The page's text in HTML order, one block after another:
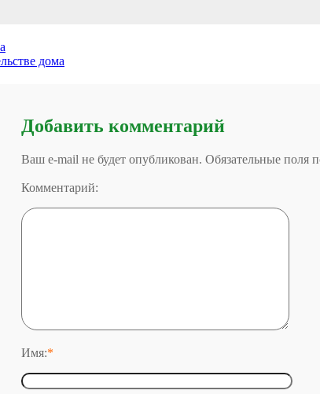
дома
Добавить комментарий
Ваш e-mail не будет опубликован. Обязательные поля
Комментарий:
Имя:*